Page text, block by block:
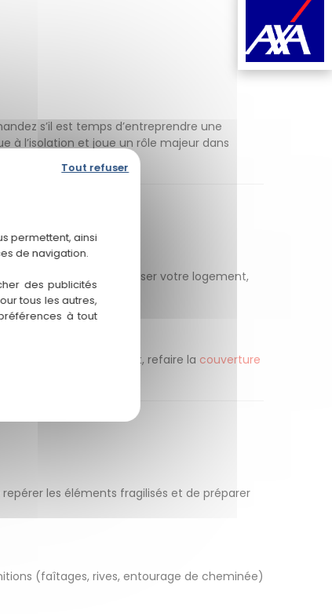
s’il est temps d’entreprendre une
à l’isolation et joue un rôle majeur dans
permet de sécuriser votre logement,
améliorer votre confort, refaire la couverture
les éléments fragilisés et de préparer
(faîtages, rives, entourage de cheminée)
permettent, ainsi
de navigation.
des publicités
tous les autres,
à tout
Tout refuser